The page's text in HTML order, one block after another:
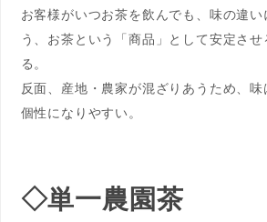
お客様がいつお茶を飲んでも、味の違い
う、お茶という「商品」として安定さ
る。
反面、産地・農家が混ざりあうため、
個性になりやすい。
◇単一農園茶